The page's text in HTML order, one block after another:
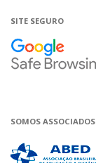
SITE SEGURO
SOMOS ASSOCIADOS